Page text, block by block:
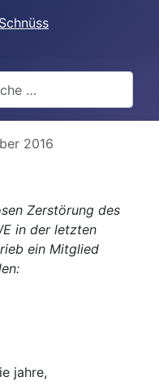
2016
Zerstörung des
in der letzten
ein Mitglied
jahre,